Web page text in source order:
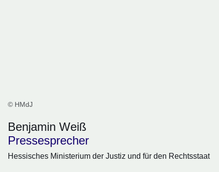
© HMdJ
Benjamin Weiß
Pressesprecher
Hessisches Ministerium der Justiz und für den Rechtsstaat